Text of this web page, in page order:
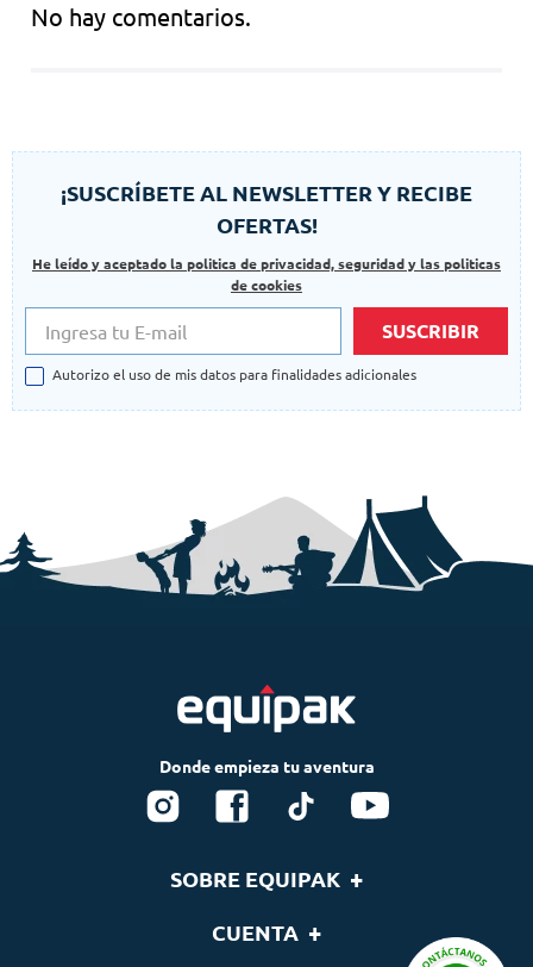
No hay comentarios.
¡SUSCRÍBETE AL NEWSLETTER Y RECIBE
OFERTAS!
He leído y aceptado la politica de privacidad, seguridad y las politicas
de cookies
SUSCRIBIR
Autorizo el uso de mis datos para finalidades adicionales
SOBRE EQUIPAK +
CUENTA +